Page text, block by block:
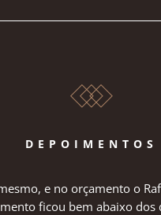
DEPOIMENTOS
e no orçamento o
ficou bem abaixo